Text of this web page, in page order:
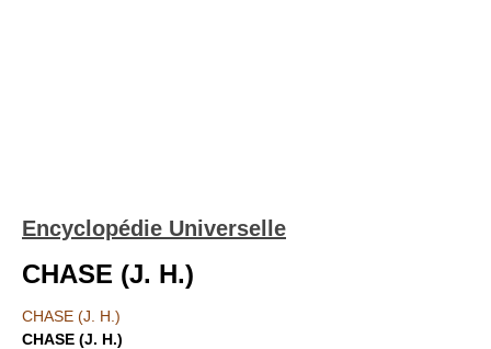
Encyclopédie Universelle
CHASE (J. H.)
CHASE (J. H.)
CHASE (J. H.)